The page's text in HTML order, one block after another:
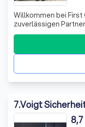
Willkommen bei First
zuverlässigen
unserer Gründung
haben wir uns
auch private Kunden
umfassend zu
7.Voigt
8,7